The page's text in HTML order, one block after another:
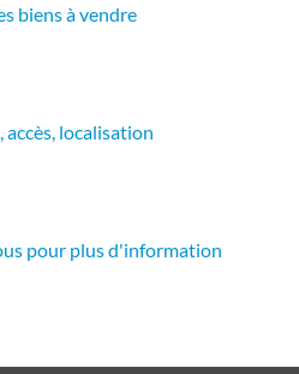
biens à vendre
accès, localisation
pour plus d'information